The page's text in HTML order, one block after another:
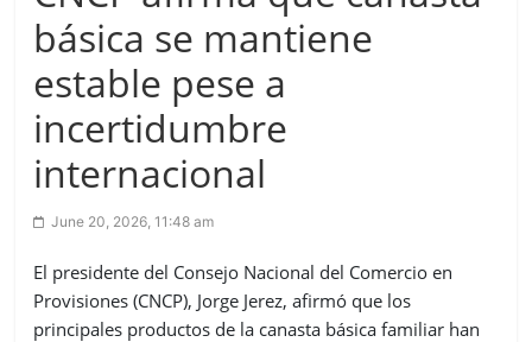
básica se mantiene
estable pese a
incertidumbre
internacional
June 20, 2026, 11:48 am
El presidente del Consejo Nacional del Comercio en
Provisiones (CNCP), Jorge Jerez, afirmó que los
principales productos de la canasta básica familiar han